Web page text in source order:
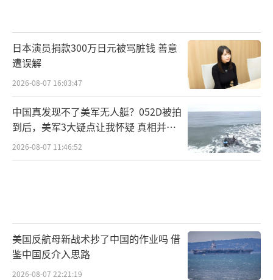
日本演员捐款300万日元被骂脏钱 善意
遭误解
2026-08-07 16:03:47
中国真发现不了美军无人艇？052D被拍
到后，美军3大疑点让我怀疑 真相并非
如此
2026-08-07 11:46:52
美国反航母新战术抄了中国的作业吗 借
鉴中国反介入思路
2026-08-07 22:21:19